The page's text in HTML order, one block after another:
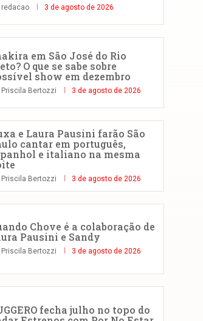
redacao 3 de agosto de 2026
em São José do Rio
O que se sabe sobre
show em dezembro
Priscila Bertozzi 3 de agosto de 2026
e Laura Pausini farão São
cantar em português,
e italiano na mesma
Priscila Bertozzi 3 de agosto de 2026
Chove é a colaboração de
Pausini e Sandy
Priscila Bertozzi 3 de agosto de 2026
fecha julho no topo do